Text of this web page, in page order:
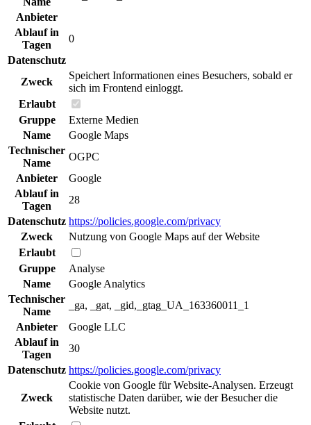
Anbieter
Ablauf in
Tagen
0
Datenschutz
Zweck
Speichert Informationen eines Besuchers, sobald er
sich im Frontend einloggt.
Erlaubt
Gruppe
Externe Medien
Name
Google Maps
Technischer
Name
OGPC
Anbieter
Google
Ablauf in
Tagen
28
Datenschutz https://policies.google.com/privacy
Zweck
Nutzung von Google Maps auf der Website
Erlaubt
Gruppe
Analyse
Name
Google Analytics
Technischer
Name
_ga, _gat, _gid,_gtag_UA_163360011_1
Anbieter
Google LLC
Ablauf in
Tagen
30
Datenschutz https://policies.google.com/privacy
Zweck
Cookie von Google für Website-Analysen. Erzeugt
statistische Daten darüber, wie der Besucher die
Website nutzt.